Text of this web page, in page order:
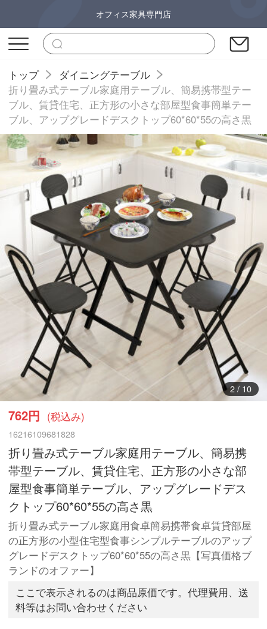
オフィス家具専門店
トップ
ダイニングテーブル
折り畳み式テーブル家庭用テーブル、簡易携帯型テー
ブル、賃貸住宅、正方形の小さな部屋型食事簡単テー
ブル、アップグレードデスクトップ60*60*55の高さ黒
2/ 10
762円 (税込み)
16216109681828
折り畳み式テーブル家庭用テーブル、簡易携
帯型テーブル、賃貸住宅、正方形の小さな部
屋型食事簡単テーブル、アップグレードデス
クトップ60*60*55の高さ黒
折り畳み式テーブル家庭用食卓簡易携帯食卓賃貸部屋
の正方形の小型住宅型食事シンプルテーブルのアップ
グレードデスクトップ60*60*55の高さ黒【写真価格ブ
ランドのオファー】
ここで表示されるのは商品原価です。代理費用、送
料等はお問い合わせください